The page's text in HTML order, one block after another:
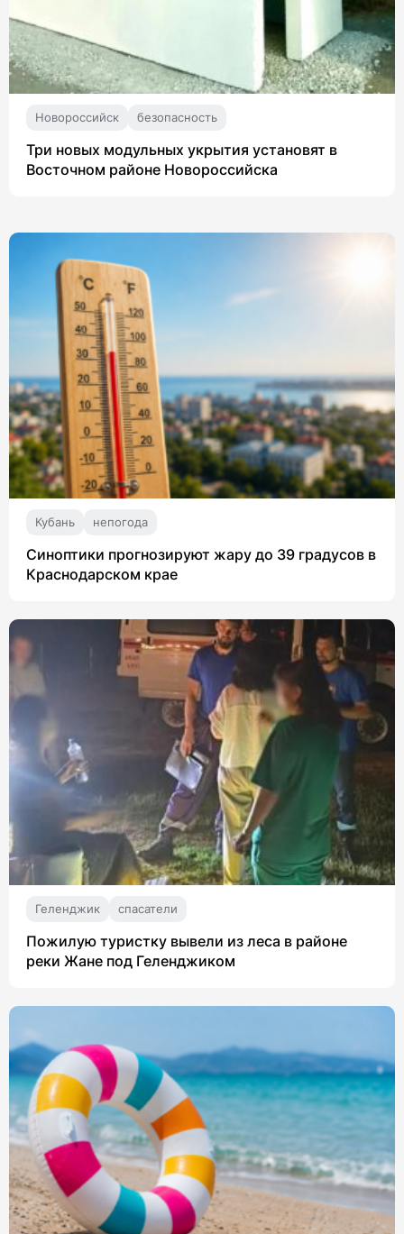
Новороссийск безопасность
Три новых модульных укрытия установят в
Восточном районе Новороссийска
Кубань непогода
Синоптики прогнозируют жару до 39 градусов в
Краснодарском крае
Геленджик спасатели
Пожилую туристку вывели из леса в районе
реки Жане под Геленджиком